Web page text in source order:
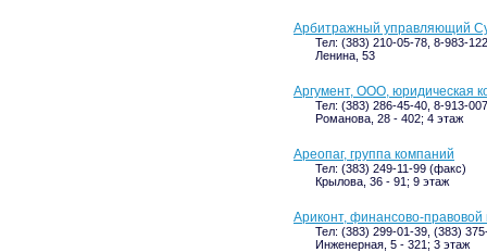
Арбитражный управляющий
Тел: (383) 210-05-78, 8-983-
Ленина, 53
Аргумент, ООО, юридическая
Тел: (383) 286-45-40, 8-913-
Романова, 28 - 402; 4 этаж
Ареопаг, группа компаний
Тел: (383) 249-11-99 (факс)
Крылова, 36 - 91; 9 этаж
Ариконт, финансово-правовой
Тел: (383) 299-01-39, (383)
Инженерная, 5 - 321; 3 этаж